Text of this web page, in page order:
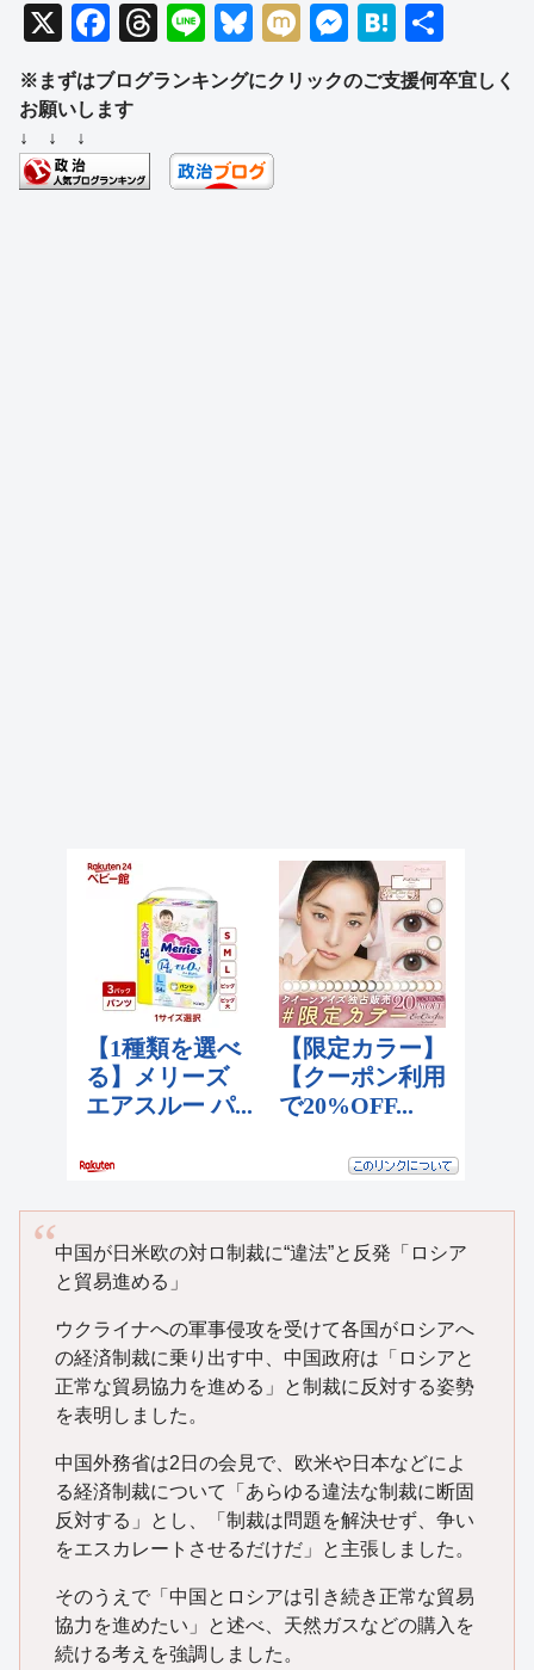
X
F
a
c
b
T
hr
e
d
Li
n
e
Bl
e
y
M
ixi
M
ss
H
at
e
有
※まずはブログランキングにクリックのご支援何卒宜しく
お願いします
↓ ↓ ↓
中国が日米欧の対ロ制裁に“違法”と反発「ロシア
と貿易進める」
ウクライナへの軍事侵攻を受けて各国がロシアへ
の経済制裁に乗り出す中、中国政府は「ロシアと
正常な貿易協力を進める」と制裁に反対する姿勢
を表明しました。
中国外務省は2日の会見で、欧米や日本などによ
る経済制裁について「あらゆる違法な制裁に断固
反対する」とし、「制裁は問題を解決せず、争い
をエスカレートさせるだけだ」と主張しました。
そのうえで「中国とロシアは引き続き正常な貿易
協力を進めたい」と述べ、天然ガスなどの購入を
続ける考えを強調しました。